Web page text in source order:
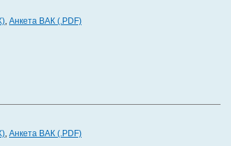
, Анкета ВАК (.PDF)
, Анкета ВАК (.PDF)